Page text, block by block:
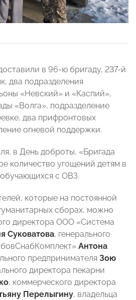
в 96-ю бригаду, 237-й
два подразделения
«Невский» и «Каспий»,
«Волга», подразделение
два прифронтовых
огневой поддержки.
в День доброты, «Бригада
количество угощений детям в
с ОВЗ.
которые на постоянной
сборах, можно
директора ООО «Система
Суковатова, генерального
Антона
предпринимателя Зою
директора пекарни
, коммерческого директора
Перелыгину, владельца